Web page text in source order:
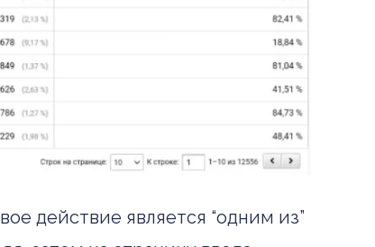
действие является “одним из”